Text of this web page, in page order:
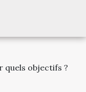
quels objectifs ?